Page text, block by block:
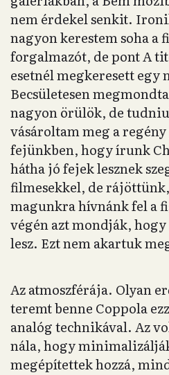
nem érdekel senkit.
nagyon kerestem soha a
forgalmazót, de pont A
esetnél megkeresett egy
Becsületesen
nagyon örülök, de
vásároltam meg a
fejünkben, hogy írunk
hátha jó fejek lesznek
filmesekkel, de
magunkra hívnánk fel a
végén azt mondják, hogy
lesz. Ezt nem akartuk
Az atmoszférája. Olyan
teremt benne Coppola
analóg technikával. Az
nála, hogy
megépítettek hozzá,